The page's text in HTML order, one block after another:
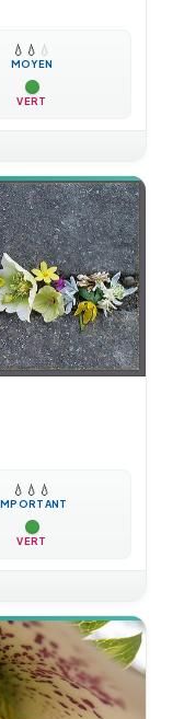
💧 💧 💧
MOYEN
VERT
💧 💧 💧
VERT